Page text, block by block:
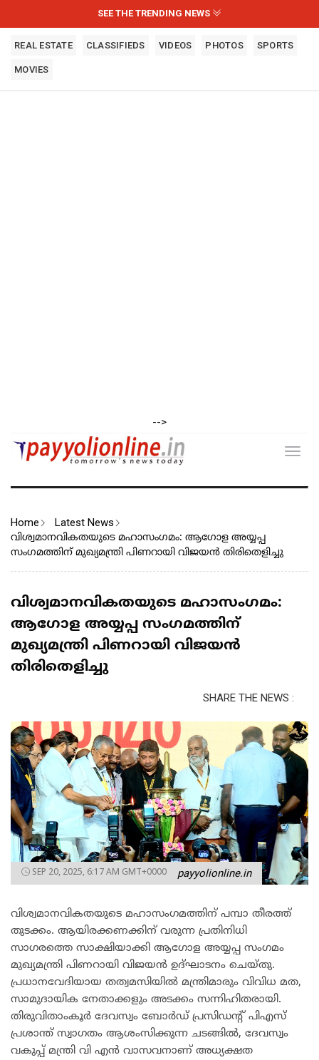
SEE THE TRENDING NEWS
REAL ESTATE CLASSIFIEDS VIDEOS PHOTOS SPORTS
MOVIES
-->
Home Latest News
വിശ്വമാനവികതയുടെ മഹാസംഗമം: ആഗോള അയ്യപ്പ
സംഗമത്തിന് മുഖ്യമന്ത്രി പിണറായി വിജയൻ തിരിതെളിച്ചു
വിശ്വമാനവികതയുടെ മഹാസംഗമം:
ആഗോള അയ്യപ്പ സംഗമത്തിന്
മുഖ്യമന്ത്രി പിണറായി വിജയൻ
തിരിതെളിച്ചു
SHARE THE NEWS :
SEP 20, 2025, 6:17 AM GMT+0000 payyolionline.in
വിശ്വമാനവികതയുടെ മഹാസംഗമത്തിന് പമ്പാ തീരത്ത്
തുടക്കം. ആയിരക്കണക്കിന് വരുന്ന പ്രതിനിധി
സാഗരത്തെ സാക്ഷിയാക്കി ആഗോള അയ്യപ്പ സംഗമം
മുഖ്യമന്ത്രി പിണറായി വിജയൻ ഉദ്ഘാടനം ചെയ്തു.
പ്രധാനവേദിയായ തത്വമസിയിൽ മന്ത്രിമാരും വിവിധ മത,
സാമുദായിക നേതാക്കളും അടക്കം സന്നിഹിതരായി.
തിരുവിതാംകൂര്‍ ദേവസ്വം ബോര്‍ഡ് പ്രസിഡന്റ് പിഎസ്
പ്രശാന്ത് സ്വാഗതം ആശംസിക്കുന്ന ചടങ്ങിൽ, ദേവസ്വം
വകുപ്പ് മന്ത്രി വി എൻ വാസവനാണ് അധ്യക്ഷത